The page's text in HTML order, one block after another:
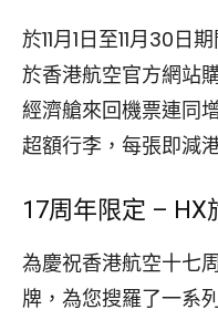
於11月1日至11月30日
於香港航空官方網站
經濟艙來回機票連同
超額行李，每張即減
17周年限定 – HX
為慶祝香港航空十七
牌，為您搜羅了一系